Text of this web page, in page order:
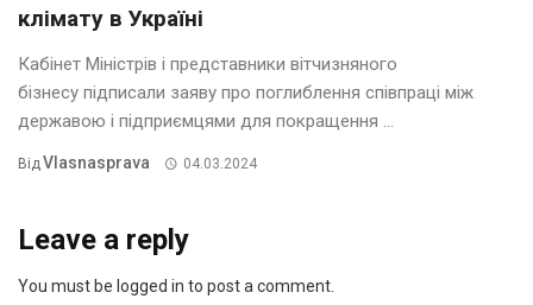
клімату в Україні
Кабінет Міністрів і представники вітчизняного
бізнесу підписали заяву про поглиблення співпраці між
державою і підприємцями для покращення ...
ВідVlasnasprava 04.03.2024
Leave a reply
You must be logged in to post a comment.